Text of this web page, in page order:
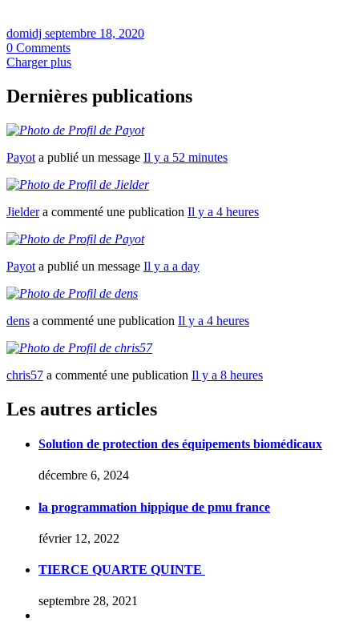
domidj septembre 18, 2020
0 Comments
Charger plus
Dernières publications
Payot a publié un message Il y a 52 minutes
Jieldera commenté une publication Il y a 4 heures
Payot a publié un message Il y a a day
dens a commenté une publication Il y a 4 heures
chris57 a commenté une publication Il y a 8 heures
Les autres articles
Solution de protection des équipements biomédicaux
décembre 6, 2024
la programmation hippique de pmu france
février 12, 2022
TIERCE QUARTE QUINTE
septembre 28, 2021